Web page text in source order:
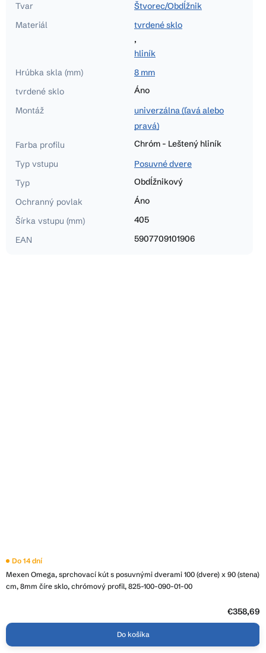
Tvar
Štvorec/Obdĺžnik
Materiál
tvrdené sklo
,
hliník
Hrúbka skla (mm)
8 mm
tvrdené sklo
Áno
Montáž
univerzálna (ľavá alebo
pravá)
Farba profilu
Chróm - Leštený hliník
Typ vstupu
Posuvné dvere
Typ
Obdĺžnikový
Ochranný povlak
Áno
Šírka vstupu (mm)
405
EAN
5907709101906
Mexen Omega, sprchovací kút s posuvnými dverami 100 (dvere) x 90 (stena)
cm, 8mm číre sklo, chrómový profil, 825-100-090-01-00
Priemerné
produktu
je
Do 14 dní
€358,69
Do košíka